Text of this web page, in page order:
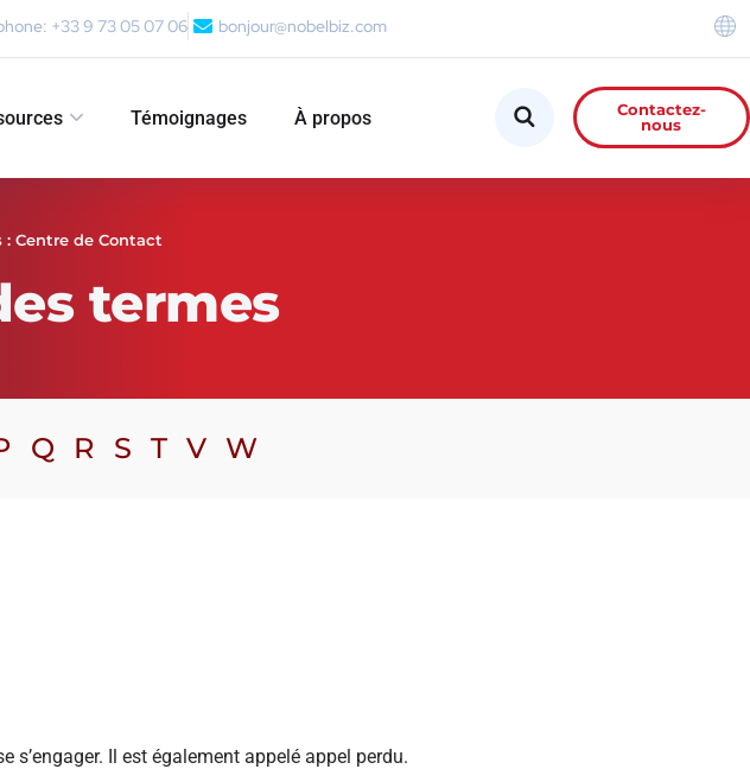
+33 9 73 05 07 06 bonjour@nobelbiz.com
Témoignages À propos
Contactez-
nous
: Centre de Contact
termes
Q R S T V W
s’engager. Il est également appelé appel perdu.